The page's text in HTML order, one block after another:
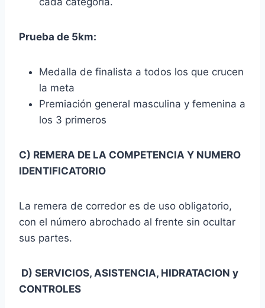
Prueba de 5km:
Medalla de finalista a todos los que crucen
la meta
Premiación general masculina y femenina a
los 3 primeros
C) REMERA DE LA COMPETENCIA Y NUMERO
IDENTIFICATORIO
La remera de corredor es de uso obligatorio,
con el número abrochado al frente sin ocultar
sus partes.
D) SERVICIOS, ASISTENCIA, HIDRATACION y
CONTROLES